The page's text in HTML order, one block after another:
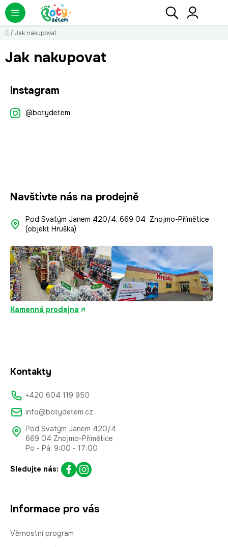
Přejít
na
obsah
Hledat
Domů
/ Jak nakupovat
Jak nakupovat
Instagram
@botydetem
Navštivte nás na prodejně
Pod Svatým Janem 420/4, 669 04 Znojmo-Přímětice
(objekt Hruška)
Kamenná prodejna
Kontakty
+420 604 119 950
info@botydetem.cz
Pod Svatým Janem 420/4
669 04 Znojmo-Přímětice
Po - Pá: 9:00 - 17:00
Sledujte nás:
Informace pro vás
Věrnostní program